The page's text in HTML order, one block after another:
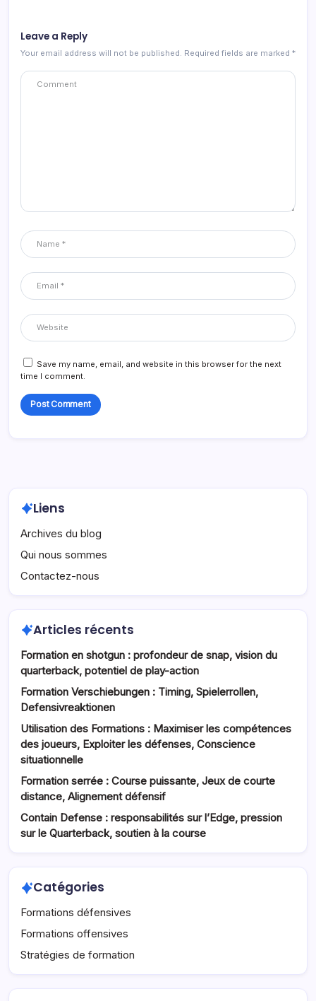
Leave a Reply
Your email address will not be published. Required fields are marked *
Save my name, email, and website in this browser for the next
time I comment.
Liens
Archives du blog
Qui nous sommes
Contactez-nous
Articles récents
Formation en shotgun : profondeur de snap, vision du
quarterback, potentiel de play-action
Formation Verschiebungen : Timing, Spielerrollen,
Defensivreaktionen
Utilisation des Formations : Maximiser les compétences
des joueurs, Exploiter les défenses, Conscience
situationnelle
Formation serrée : Course puissante, Jeux de courte
distance, Alignement défensif
Contain Defense : responsabilités sur l’Edge, pression
sur le Quarterback, soutien à la course
Catégories
Formations défensives
Formations offensives
Stratégies de formation